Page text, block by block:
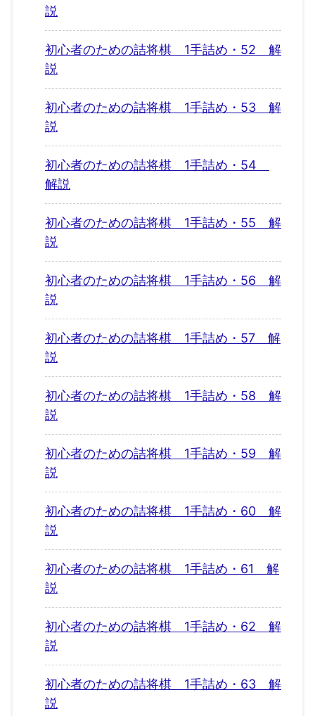
説
初心者のための詰将棋 1手詰め・52 解
説
初心者のための詰将棋 1手詰め・53 解
説
初心者のための詰将棋 1手詰め・54
解説
初心者のための詰将棋 1手詰め・55 解
説
初心者のための詰将棋 1手詰め・56 解
説
初心者のための詰将棋 1手詰め・57 解
説
初心者のための詰将棋 1手詰め・58 解
説
初心者のための詰将棋 1手詰め・59 解
説
初心者のための詰将棋 1手詰め・60 解
説
初心者のための詰将棋 1手詰め・61 解
説
初心者のための詰将棋 1手詰め・62 解
説
初心者のための詰将棋 1手詰め・63 解
説